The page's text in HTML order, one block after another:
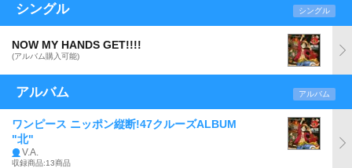
シングル シングル
NOW MY HANDS GET!!!!
(アルバム購入可能)
アルバム アルバム
ワンピース ニッポン縦断!47クルーズALBUM
"北"
V.A.
収録商品:13商品